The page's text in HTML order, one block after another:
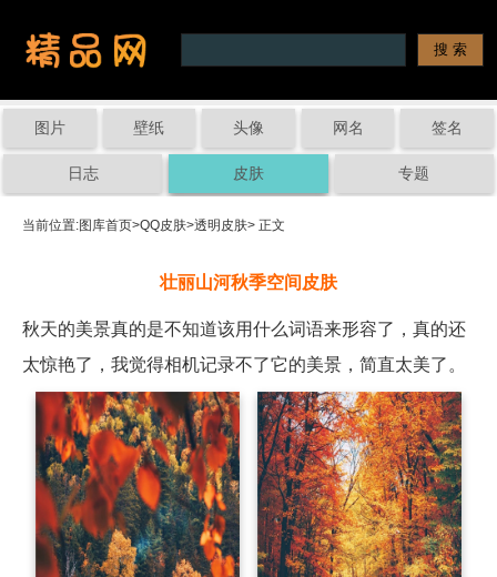
图片 壁纸 头像 网名 签名
日志 皮肤 专题
当前位置:图库首页>QQ皮肤>透明皮肤> 正文
壮丽山河秋季空间皮肤
秋天的美景真的是不知道该用什么词语来形容了，真的还
太惊艳了，我觉得相机记录不了它的美景，简直太美了。